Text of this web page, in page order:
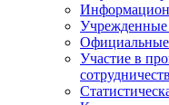
Официальные
Участие в